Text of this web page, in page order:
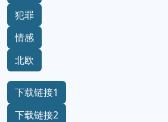
犯罪
情感
北欧
下载链接1
下载链接2